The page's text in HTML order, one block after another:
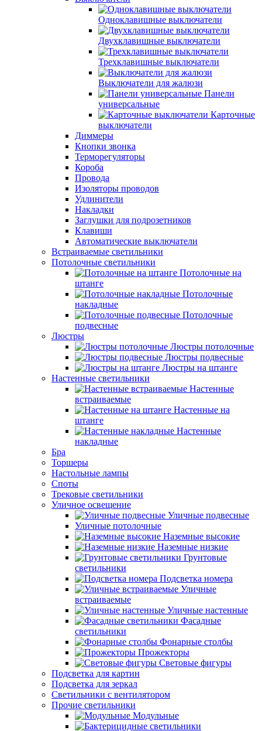
Одноклавишные выключатели
Двухклавишные выключатели
Трехклавишные выключатели
Выключатели для жалюзи
Панели
универсальные
Карточные
выключатели
Диммеры
Кнопки звонка
Терморегуляторы
Короба
Провода
Изоляторы проводов
Удлинители
Накладки
Заглушки для подрозетников
Клавиши
Автоматические выключатели
Встраиваемые светильники
Потолочные светильники
Потолочные на
штанге
Потолочные
накладные
Потолочные
подвесные
Люстры
Люстры потолочные
Люстры подвесные
Люстры на штанге
Настенные светильники
Настенные
встраиваемые
Настенные на
штанге
Настенные
накладные
Бра
Торшеры
Настольные лампы
Споты
Трековые светильники
Уличное освещение
Уличные подвесные
Уличные потолочные
Наземные высокие
Наземные низкие
Грунтовые
светильники
Подсветка номера
Уличные
встраиваемые
Уличные настенные
Фасадные
светильники
Фонарные столбы
Прожекторы
Световые фигуры
Подсветка для картин
Подсветка для зеркал
Светильники с вентилятором
Прочие светильники
Модульные